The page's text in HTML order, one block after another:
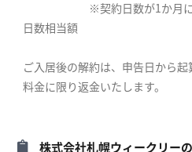
※契約日数が1か月に満
日数相当額
ご入居後の解約は、申告日から
料金に限り返金いたします。
株式会社札幌ウィークリー